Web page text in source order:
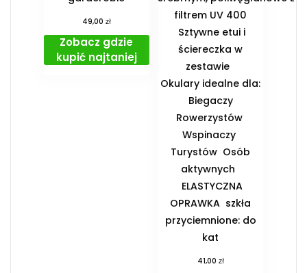
49,00 zł
Zobacz gdzie
kupić najtaniej
filtrem UV 400
Sztywne etui i
ściereczka w
zestawie
️Okulary idealne dla:
️ Biegaczy ️
Rowerzystów ️
Wspinaczy ️
Turystów ️ Osób
aktywnych
️ ELASTYCZNA
OPRAWKA ️ szkła
przyciemnione: do
kat
41,00 zł